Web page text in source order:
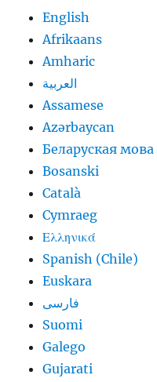
English
Afrikaans
Amharic
العربية
Assamese
Azərbaycan
Беларуская мова
Bosanski
Català
Cymraeg
Ελληνικά
Spanish (Chile)
Euskara
فارسی
Suomi
Galego
Gujarati